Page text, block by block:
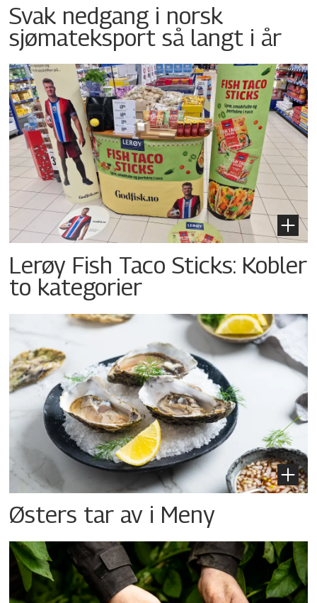
Svak nedgang i norsk
sjømateksport så langt i år
Lerøy Fish Taco Sticks: Kobler
to kategorier
Østers tar av i Meny